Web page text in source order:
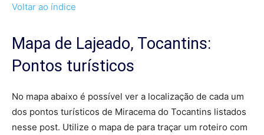
Voltar ao índice
Mapa de Lajeado, Tocantins:
Pontos turísticos
No mapa abaixo é possível ver a localização de cada um
dos pontos turísticos de Miracema do Tocantins listados
nesse post. Utilize o mapa de para traçar um roteiro com